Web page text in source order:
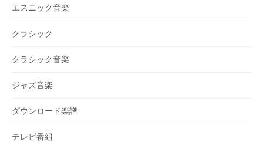
エスニック音楽
クラシック
クラシック音楽
ジャズ音楽
ダウンロード楽譜
テレビ番組